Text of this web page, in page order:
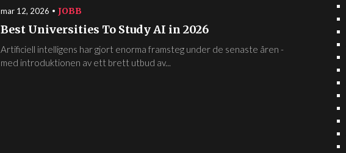
mar 12, 2026 JOBB
Best Universities To Study AI in 2026
Artificiell intelligens har gjort enorma framsteg under de senaste åren -
med introduktionen av ett brett utbud av...